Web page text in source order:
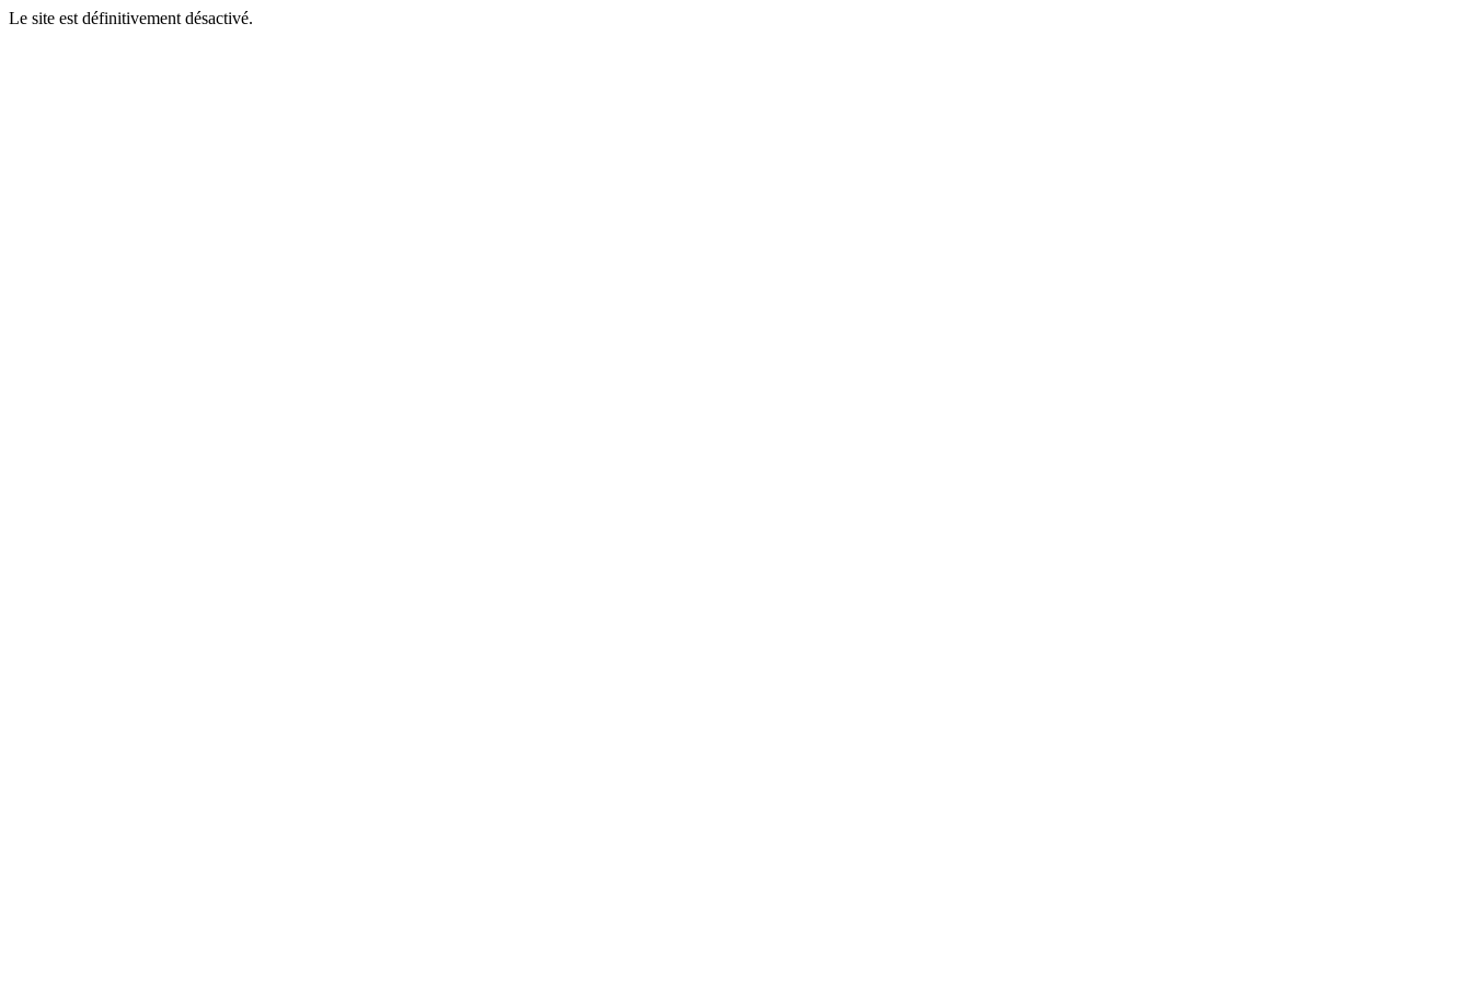
Le site est définitivement désactivé.